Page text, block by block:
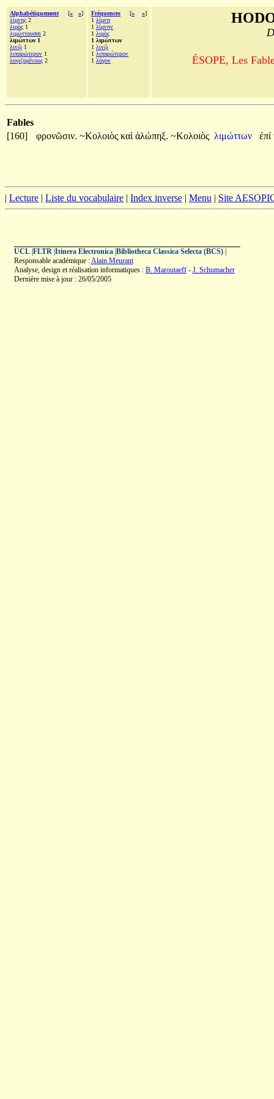
Alphabétiquement [« »]
λίμνης 2
λιμὸς 1
λιμώττουσαι 2
λιμώττων 1
λινῷ 1
λιπαρώτερον 1
λογιζομένους 2
Fréquences [« »]
1 λίμνη
1 λίμνην
1 λιμὸς
1 λιμώττων
1 λινῷ
1 λιπαρώτερον
1 λόγον ÉSOPE, Les
Fables
[160]
φρονῶσιν. ~Κολοιὸς καὶ ἀλώπηξ. ~Κολοιὸς λιμώττων ἐπί
| Lecture | Liste du vocabulaire | Index inverse | Menu | Site
UCL| FLTR| Itinera Electronica| Bibliotheca Classica Selecta (BCS)|
Responsable académique :Alain Meurant
Analyse, design et réalisation informatiques : B. Maroutaeff- J. Schumacher
Dernière mise à jour : 26/05/2005